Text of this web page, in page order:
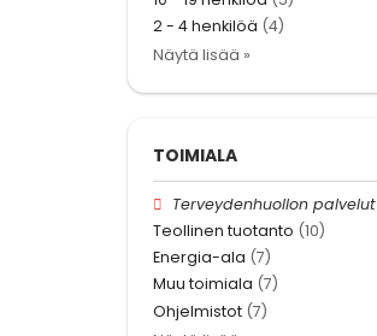
2 - 4 henkilöä (4)
Näytä lisää »
TOIMIALA
Terveydenhuollon palvelut
Teollinen tuotanto (10)
Energia-ala (7)
Muu toimiala (7)
Ohjelmistot (7)